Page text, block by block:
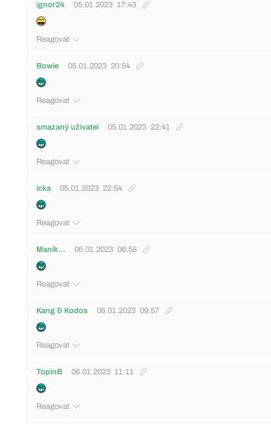
ignor24 05.01.2023 17:43
Reagovat
Bowie 05.01.2023 20:54
Reagovat
smazaný uživatel 05.01.2023 22:41
Reagovat
icka 05.01.2023 22:54
Reagovat
Manik... 06.01.2023 06:58
Reagovat
Kang & Kodos 06.01.2023 09:57
Reagovat
TopinB 06.01.2023 11:11
Reagovat